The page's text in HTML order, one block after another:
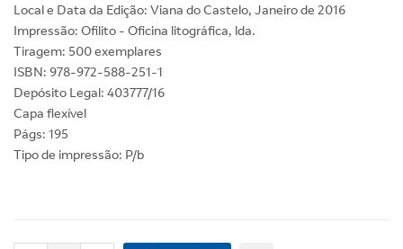
Local e Data da Edição: Viana do Castelo, Janeiro de 2016
Impressão: Ofilito - Oficina litográfica, lda.
Tiragem: 500 exemplares
ISBN: 978-972-588-251-1
Depósito Legal: 403777/16
Capa flexível
Págs: 195
Tipo de impressão: P/b